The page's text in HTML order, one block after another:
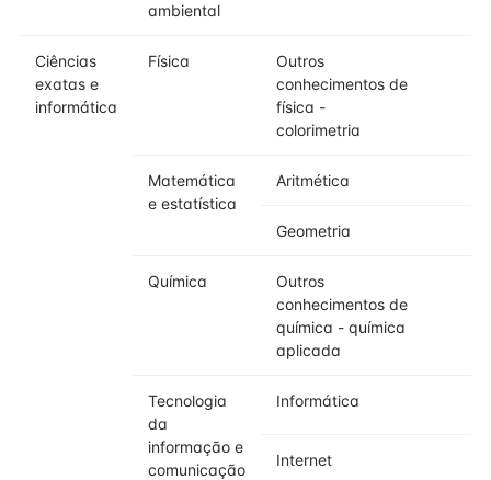
ambiental
Ciências
exatas e
informática
Física
Outros
conhecimentos de
física -
colorimetria
Matemática
e estatística
Aritmética
Geometria
Química
Outros
conhecimentos de
química - química
aplicada
Tecnologia
da
informação e
comunicação
Informática
Internet